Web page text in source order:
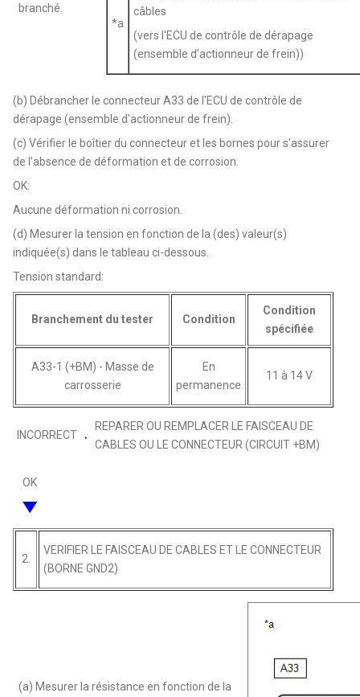
branché.
*a
câbles
(vers l'ECU de contrôle de dérapage
(ensemble d'actionneur de frein))
(b) Débrancher le connecteur A33 de l'ECU de contrôle de
dérapage (ensemble d'actionneur de frein).
(c) Vérifier le boîtier du connecteur et les bornes pour s'assurer
de l'absence de déformation et de corrosion.
OK:
Aucune déformation ni corrosion.
(d) Mesurer la tension en fonction de la (des) valeur(s)
indiquée(s) dans le tableau ci-dessous.
Tension standard:
Branchement du tester Condition
Condition
spécifiée
A33-1 (+BM) - Masse de
carrosserie
En
permanence
11 à 14 V
INCORRECT
REPARER OU REMPLACER LE FAISCEAU DE
CABLES OU LE CONNECTEUR (CIRCUIT +BM)
OK
2.
VERIFIER LE FAISCEAU DE CABLES ET LE CONNECTEUR
(BORNE GND2)
(a) Mesurer la résistance en fonction de la